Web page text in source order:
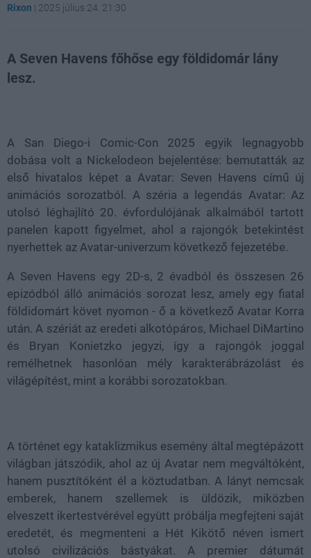
Rixon | 2025 július 24. 21:30
A Seven Havens főhőse egy földidomár lány
lesz.
A San Diego-i Comic-Con 2025 egyik legnagyobb
dobása volt a Nickelodeon bejelentése: bemutatták az
első hivatalos képet a Avatar: Seven Havens című új
animációs sorozatból. A széria a legendás Avatar: Az
utolsó léghajlító 20. évfordulójának alkalmából tartott
panelen kapott figyelmet, ahol a rajongók betekintést
nyerhettek az Avatar-univerzum következő fejezetébe.
A Seven Havens egy 2D-s, 2 évadból és összesen 26
epizódból álló animációs sorozat lesz, amely egy fiatal
földidomárt követ nyomon - ő a következő Avatar Korra
után. A szériát az eredeti alkotópáros, Michael DiMartino
és Bryan Konietzko jegyzi, így a rajongók joggal
remélhetnek hasonlóan mély karakterábrázolást és
világépítést, mint a korábbi sorozatokban.
A történet egy kataklizmikus esemény által megtépázott
világban játszódik, ahol az új Avatar nem megváltóként,
hanem pusztítóként él a köztudatban. A lányt nemcsak
emberek, hanem szellemek is üldözik, miközben
elveszett ikertestvérével együtt próbálja megfejteni saját
eredetét, és megmenteni a Hét Kikötő néven ismert
utolsó civilizációs bástyákat. A premier dátumát